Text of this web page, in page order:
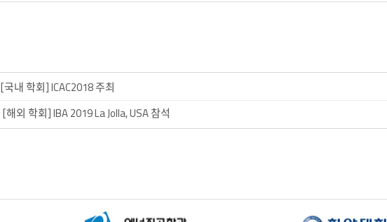
[국내 학회] ICAC2018 주최
[해외 학회] IBA 2019 La Jolla, USA 참석